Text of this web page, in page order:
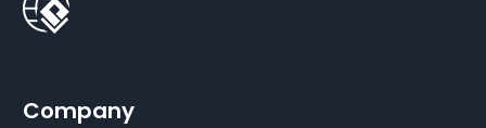
Company